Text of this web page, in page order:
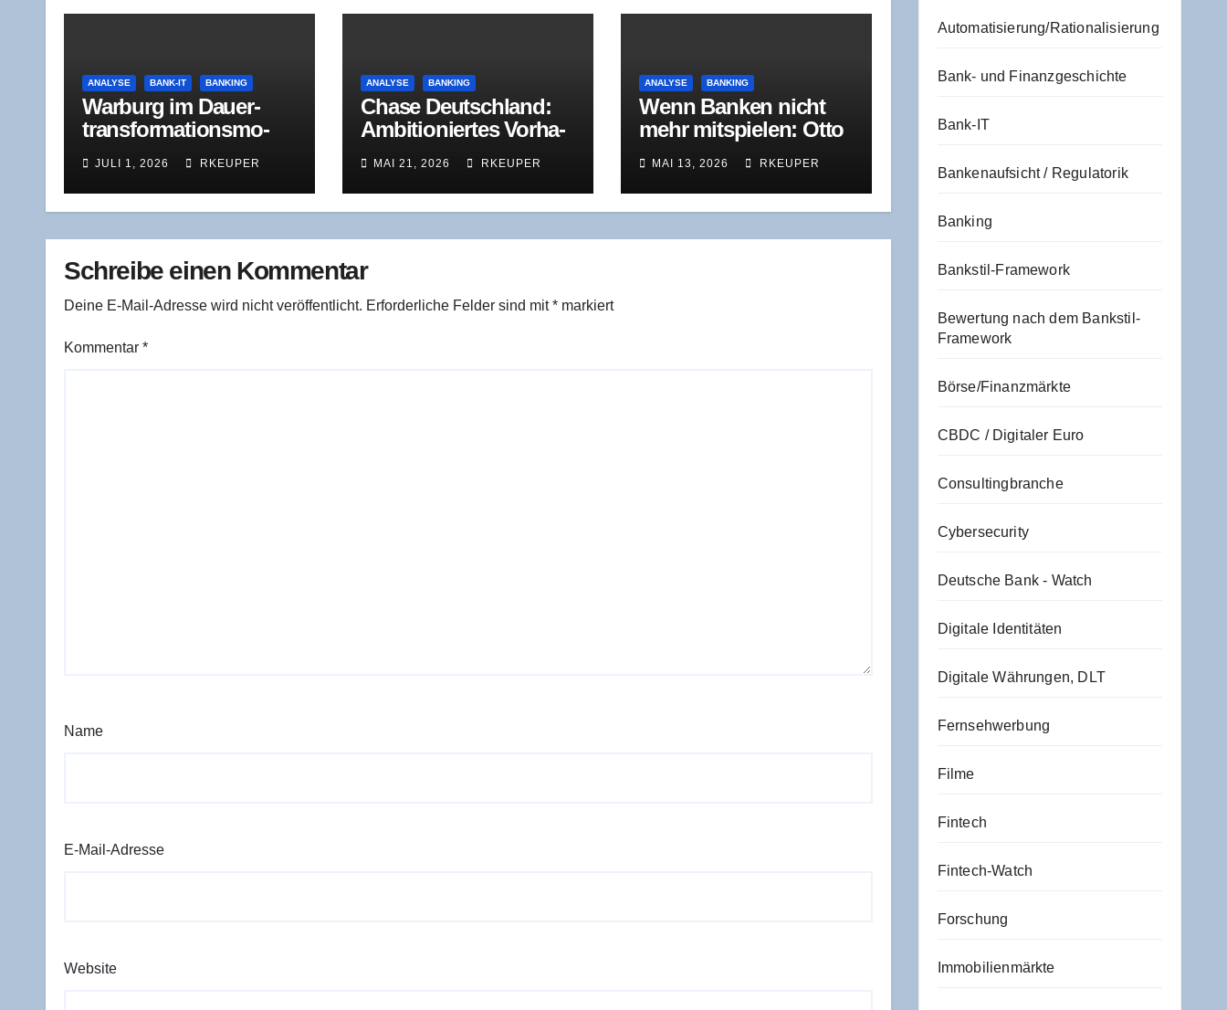
ANALYSE BANK-IT BANKING
War­burg im Dau­er­
trans­for­ma­ti­ons­mo­
ver­lust 2025 wirk­
lich zeigt
JULI 1, 2026 RKEUPER
ANALYSE BANKING
Cha­se Deutsch­land:
Ambi­tio­nier­tes Vor­ha­
Herausforderungen
MAI 21, 2026 RKEUPER
ANALYSE BANKING
Wenn Ban­ken nicht
mehr mit­spie­len: Otto
brik in der
Restrukturierung
MAI 13, 2026 RKEUPER
Schreibe einen Kommentar
Deine E-Mail-Adresse wird nicht veröffentlicht. Erforderliche Felder sind mit* markiert
Kommentar *
Name
E-Mail-Adresse
Website
Automatisierung/Rationalisierung
Bank- und Finanzgeschichte
Bank-IT
Bankenaufsicht / Regulatorik
Banking
Bankstil-Framework
Bewertung nach dem Bankstil-
Framework
Börse/Finanzmärkte
CBDC / Digitaler Euro
Consultingbranche
Cybersecurity
Deutsche Bank - Watch
Digitale Identitäten
Digitale Währungen, DLT
Fernsehwerbung
Filme
Fintech
Fintech-Watch
Forschung
Immobilienmärkte